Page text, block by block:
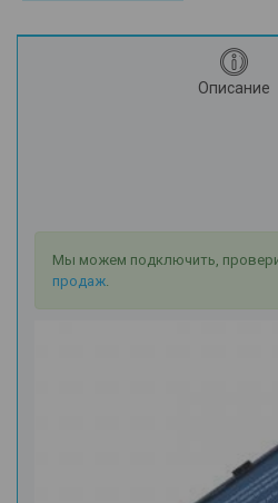
Описание
Мы можем подключить,
продаж